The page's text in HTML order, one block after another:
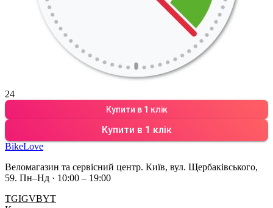
24
Купити в 1 клік
Купити в 1 клік
BikeLove
Веломагазин та сервісний центр. Київ, вул. Щербаківського,
59. Пн–Нд · 10:00 – 19:00
TGIGVBYT